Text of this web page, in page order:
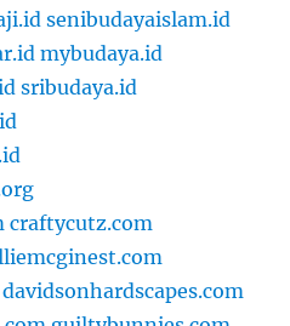
senibudayaislam.id
mybudaya.id
sribudaya.id
craftycutz.com
davidsonhardscapes.com